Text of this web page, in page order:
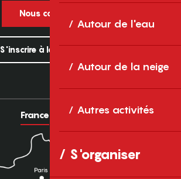
Autour de l'eau
Autour de la neige
Autres activités
S'organiser
Nous contacter
S'inscrire à la newsletter
France Europe